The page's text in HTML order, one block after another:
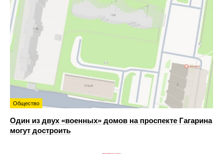
Общество
Один из двух «военных» домов на проспекте Гагарина
могут достроить